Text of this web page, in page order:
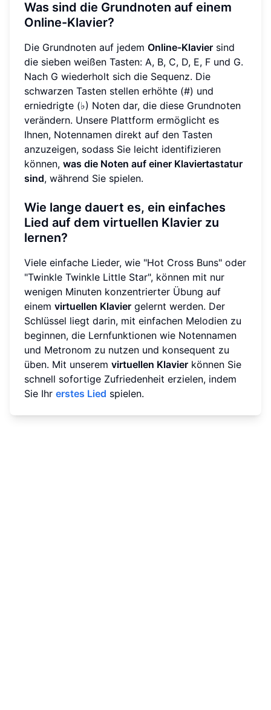
Was sind die Grundnoten auf einem
Online-Klavier?
Die Grundnoten auf jedem Online-Klavier sind
die sieben weißen Tasten: A, B, C, D, E, F und G.
Nach G wiederholt sich die Sequenz. Die
schwarzen Tasten stellen erhöhte (#) und
erniedrigte (♭) Noten dar, die diese Grundnoten
verändern. Unsere Plattform ermöglicht es
Ihnen, Notennamen direkt auf den Tasten
anzuzeigen, sodass Sie leicht identifizieren
können, was die Noten auf einer Klaviertastatur
sind, während Sie spielen.
Wie lange dauert es, ein einfaches
Lied auf dem virtuellen Klavier zu
lernen?
Viele einfache Lieder, wie "Hot Cross Buns" oder
"Twinkle Twinkle Little Star", können mit nur
wenigen Minuten konzentrierter Übung auf
einem virtuellen Klavier gelernt werden. Der
Schlüssel liegt darin, mit einfachen Melodien zu
beginnen, die Lernfunktionen wie Notennamen
und Metronom zu nutzen und konsequent zu
üben. Mit unserem virtuellen Klavier können Sie
schnell sofortige Zufriedenheit erzielen, indem
Sie Ihr erstes Lied spielen.